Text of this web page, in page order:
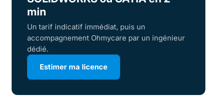
min
Un tarif indicatif immédiat, puis un
accompagnement Ohmycare par un ingénieur
dédié.
Estimer ma licence